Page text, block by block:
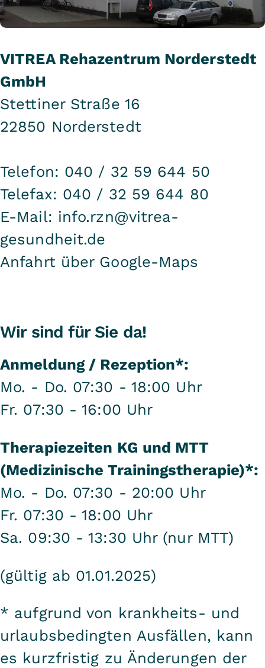
VITREA Rehazentrum Norderstedt
GmbH
Stettiner Straße 16
22850 Norderstedt
Telefon: 040 / 32 59 644 50
Telefax: 040 / 32 59 644 80
E-Mail: info.rzn@vitrea-
gesundheit.de
Anfahrt über Google-Maps
Wir sind für Sie da!
Anmeldung / Rezeption*:
Mo. - Do. 07:30 - 18:00 Uhr
Fr. 07:30 - 16:00 Uhr
Therapiezeiten KG und MTT
(Medizinische Trainingstherapie)*:
Mo. - Do. 07:30 - 20:00 Uhr
Fr. 07:30 - 18:00 Uhr
Sa. 09:30 - 13:30 Uhr (nur MTT)
(gültig ab 01.01.2025)
* aufgrund von krankheits- und
urlaubsbedingten Ausfällen, kann
es kurzfristig zu Änderungen der